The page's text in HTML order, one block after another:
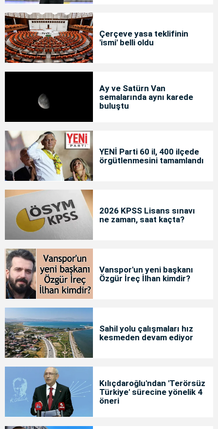
Çerçeve yasa teklifinin
'ismi' belli oldu
Ay ve Satürn Van
semalarında aynı karede
buluştu
YENİ Parti 60 il, 400 ilçede
örgütlenmesini tamamlandı
2026 KPSS Lisans sınavı
ne zaman, saat kaçta?
Vanspor'un yeni başkanı
Özgür İreç İlhan kimdir?
Sahil yolu çalışmaları hız
kesmeden devam ediyor
Kılıçdaroğlu'ndan 'Terörsüz
Türkiye' sürecine yönelik 4
öneri